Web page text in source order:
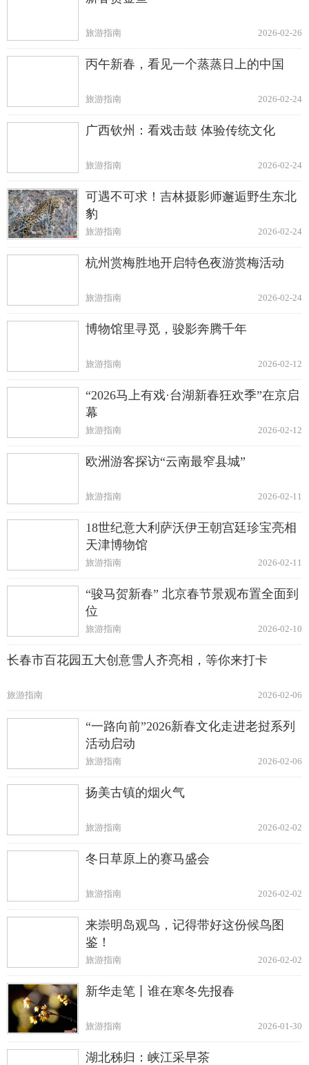
2026-02-26
旅游指南
丙午新春，看见一个蒸蒸日上的中国
2026-02-24
旅游指南
广西钦州：看戏击鼓 体验传统文化
2026-02-24
旅游指南
可遇不可求！吉林摄影师邂逅野生东北
豹
2026-02-24
旅游指南
杭州赏梅胜地开启特色夜游赏梅活动
2026-02-24
旅游指南
博物馆里寻觅，骏影奔腾千年
2026-02-12
旅游指南
“2026马上有戏·台湖新春狂欢季”在京启
幕
2026-02-12
旅游指南
欧洲游客探访“云南最窄县城”
2026-02-11
旅游指南
18世纪意大利萨沃伊王朝宫廷珍宝亮相
天津博物馆
2026-02-11
旅游指南
“骏马贺新春” 北京春节景观布置全面到
位
2026-02-10
旅游指南
长春市百花园五大创意雪人齐亮相，等你来打卡
2026-02-06
旅游指南
“一路向前”2026新春文化走进老挝系列
活动启动
2026-02-06
旅游指南
扬美古镇的烟火气
2026-02-02
旅游指南
冬日草原上的赛马盛会
2026-02-02
旅游指南
来崇明岛观鸟，记得带好这份候鸟图
鉴！
2026-02-02
旅游指南
新华走笔丨谁在寒冬先报春
2026-01-30
旅游指南
湖北秭归：峡江采早茶